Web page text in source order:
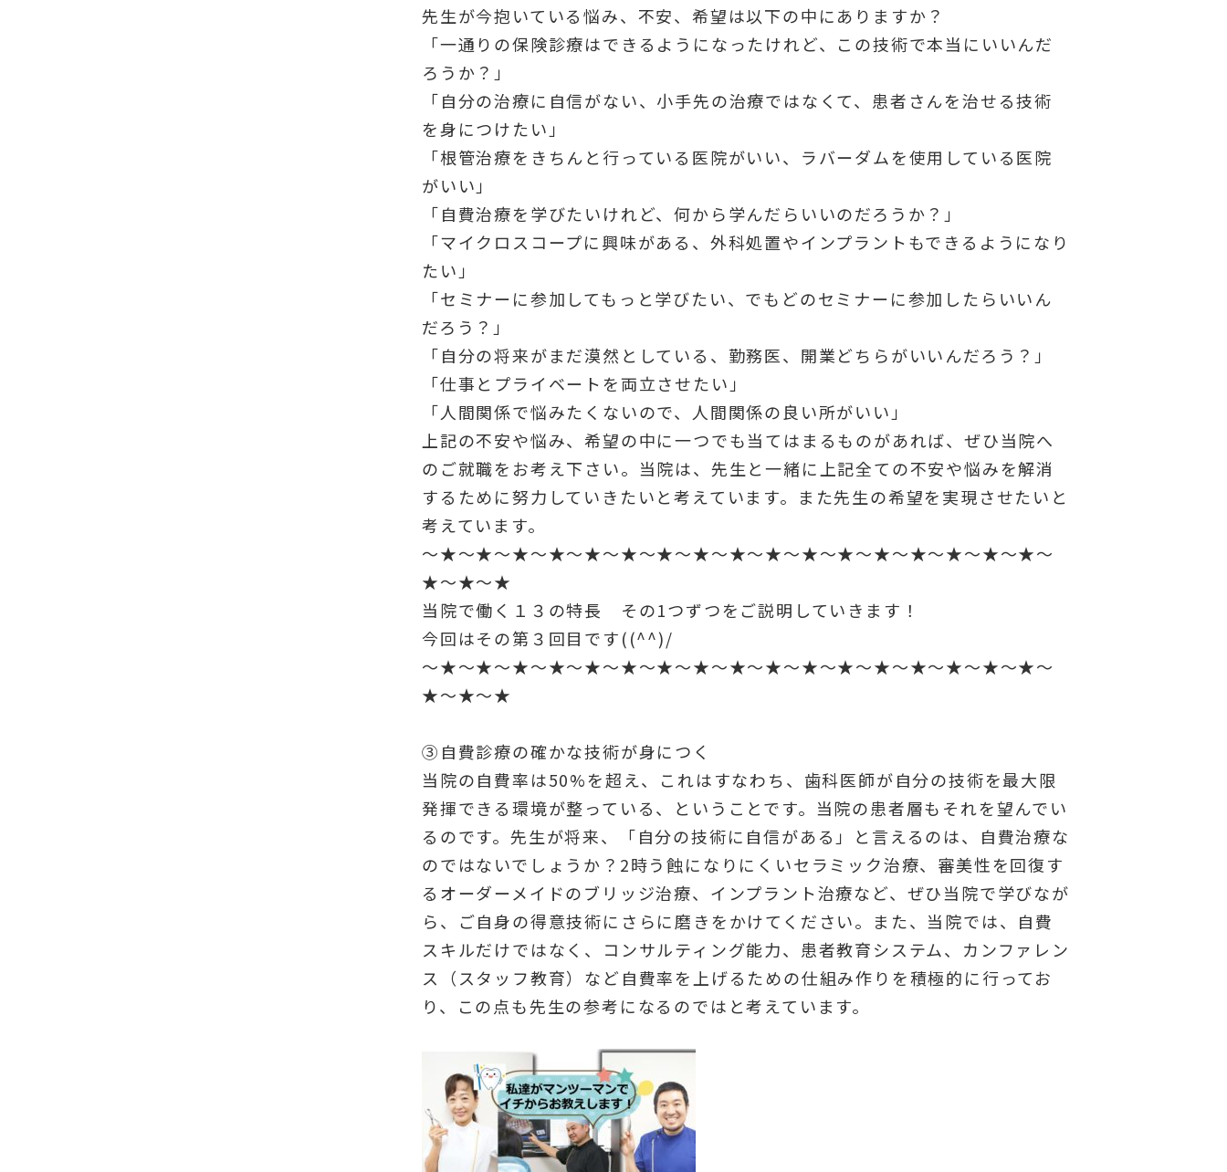
先生が今抱いている悩み、不安、希望は以下の中にありますか？
「一通りの保険診療はできるようになったけれど、この技術で本当にいいんだ
ろうか？」
「自分の治療に自信がない、小手先の治療ではなくて、患者さんを治せる技術
を身につけたい」
「根管治療をきちんと行っている医院がいい、ラバーダムを使用している医院
がいい」
「自費治療を学びたいけれど、何から学んだらいいのだろうか？」
「マイクロスコープに興味がある、外科処置やインプラントもできるようになり
たい」
「セミナーに参加してもっと学びたい、でもどのセミナーに参加したらいいん
だろう？」
「自分の将来がまだ漠然としている、勤務医、開業どちらがいいんだろう？」
「仕事とプライベートを両立させたい」
「人間関係で悩みたくないので、人間関係の良い所がいい」
上記の不安や悩み、希望の中に一つでも当てはまるものがあれば、ぜひ当院へ
のご就職をお考え下さい。当院は、先生と一緒に上記全ての不安や悩みを解消
するために努力していきたいと考えています。また先生の希望を実現させたいと
考えています。
～★～★～★～★～★～★～★～★～★～★～★～★～★～★～★～★～★～
★～★～★
当院で働く１３の特長 その1つずつをご説明していきます！
今回はその第３回目です((^^)/
～★～★～★～★～★～★～★～★～★～★～★～★～★～★～★～★～★～
★～★～★
③自費診療の確かな技術が身につく
当院の自費率は50%を超え、これはすなわち、歯科医師が自分の技術を最大限
発揮できる環境が整っている、ということです。当院の患者層もそれを望んでい
るのです。先生が将来、「自分の技術に自信がある」と言えるのは、自費治療な
のではないでしょうか？2時う蝕になりにくいセラミック治療、審美性を回復す
るオーダーメイドのブリッジ治療、インプラント治療など、ぜひ当院で学びなが
ら、ご自身の得意技術にさらに磨きをかけてください。また、当院では、自費
スキルだけではなく、コンサルティング能力、患者教育システム、カンファレン
ス（スタッフ教育）など自費率を上げるための仕組み作りを積極的に行ってお
り、この点も先生の参考になるのではと考えています。